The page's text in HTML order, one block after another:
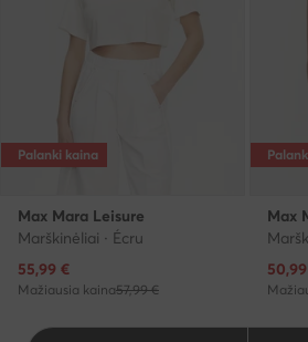
Palanki kaina
Max Mara Leisure
Marškinėliai · Écru
Dabartinė kaina
55,99 €
Mažiausia kaina57,99 €
Max
50,99